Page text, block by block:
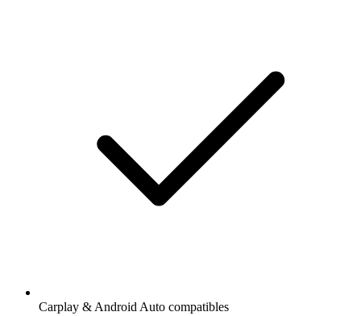
Carplay & Android Auto compatibles